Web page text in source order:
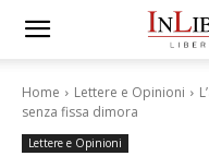
Home Lettere e Opinioni
senza fissa dimora
Lettere e Opinioni